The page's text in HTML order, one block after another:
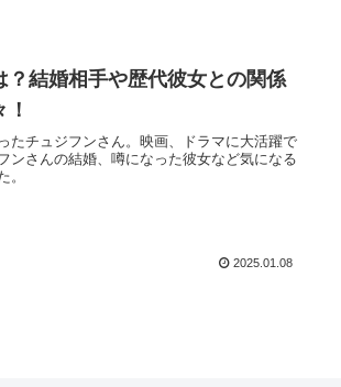
？結婚相手や歴代彼女との関係
たチュジフンさん。映画、ドラマに大活躍で
ンさんの結婚、噂になった彼女など気になる
。
2025.01.08